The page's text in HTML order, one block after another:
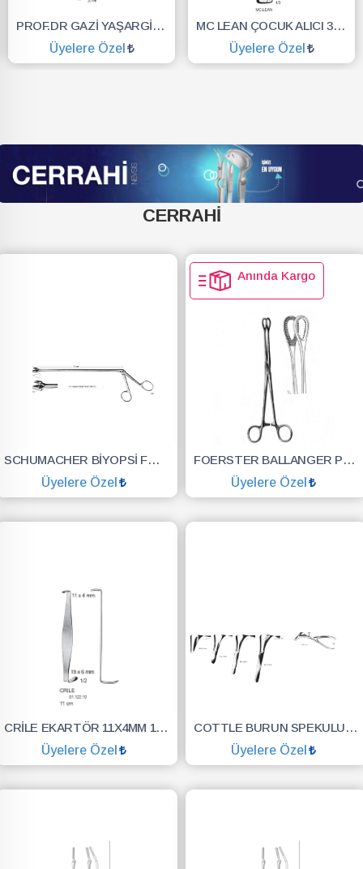
PROF.DR GAZİ YAŞARGİL MIKRO MAKAS (BAYONET) 20 CM
Üyelere Özel
MC LEAN ÇOCUK ALICI 36CM DOĞUM FORSEPSİ
Üyelere Özel
CERRAHİ
SCHUMACHER BİYOPSİ FORSEPS BÜYÜK AĞIZ 24 CM
Üyelere Özel
SEPETE EKLE
Anında Kargo
FOERSTER BALLANGER PENS.DÜZ 24
Üyelere Özel
SEPETE EKLE
CRİLE EKARTÖR 11X4MM 19X6MM 11CM
Üyelere Özel
SEPETE EKLE
COTTLE BURUN SPEKULUMU KULAK BURUN BOĞAZ 13.5CM
Üyelere Özel
SEPETE EKLE